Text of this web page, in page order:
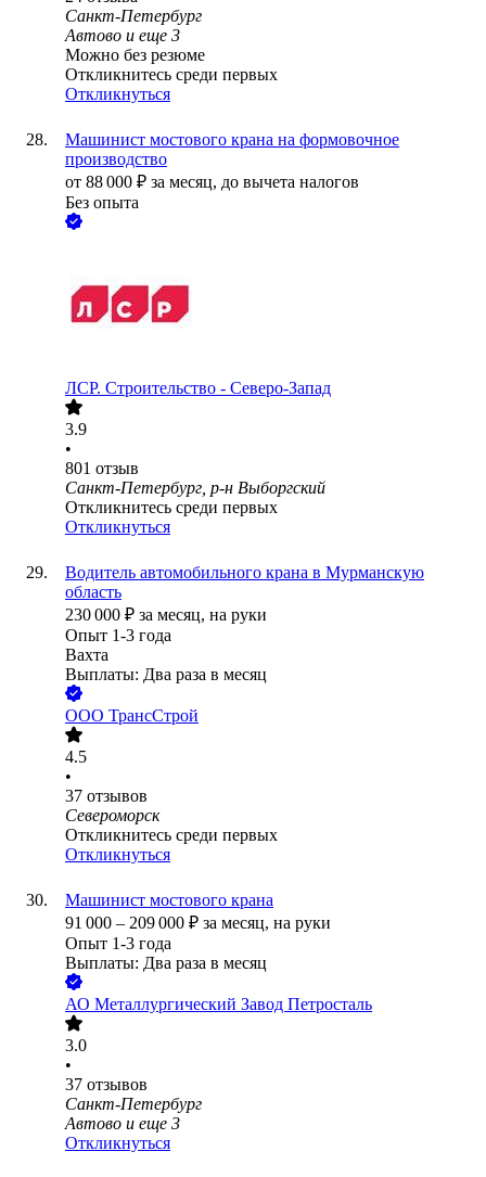
Санкт-Петербург
Автово и еще 3
Можно без резюме
Откликнитесь среди первых
Откликнуться
Машинист мостового крана на формовочное
производство
от 88 000 ₽ за месяц, до вычета налогов
Без опыта
ЛСР. Строительство - Северо-Запад
3.9
•
801 отзыв
Санкт-Петербург, р-н Выборгский
Откликнитесь среди первых
Откликнуться
Водитель автомобильного крана в Мурманскую
область
230 000 ₽ за месяц, на руки
Опыт 1-3 года
Вахта
Выплаты: Два раза в месяц
ООО ТрансСтрой
4.5
•
37 отзывов
Североморск
Откликнитесь среди первых
Откликнуться
Машинист мостового крана
91 000 – 209 000 ₽ за месяц, на руки
Опыт 1-3 года
Выплаты: Два раза в месяц
АО Металлургический Завод Петросталь
3.0
•
37 отзывов
Санкт-Петербург
Автово и еще 3
Откликнуться